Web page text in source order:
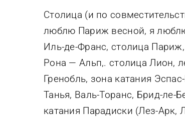
Столица (и по
люблю Париж весной, я
Иль-де-Франс, столица
Рона — Альп,. столица Лион,
Гренобль, зона катания
Танья, Валь-Торанс, Брид-
катания Парадиски (Лез-